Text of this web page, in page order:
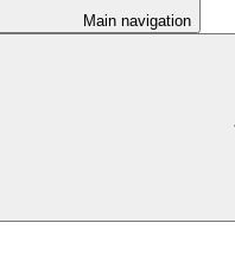
Main navigation